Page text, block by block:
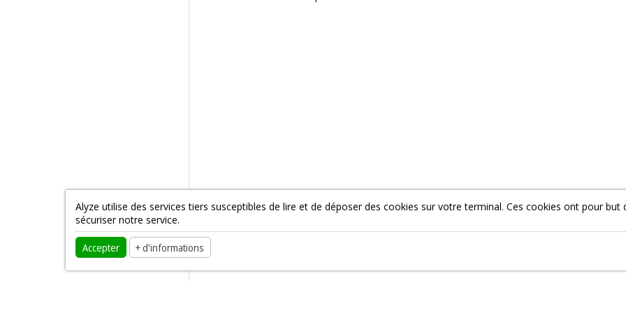
French
English
Alyze utilise des services tiers susceptibles de lire et de déposer des cookies sur votre terminal. Ces cookies ont pour but
sécuriser notre service.
Accepter + d'informations